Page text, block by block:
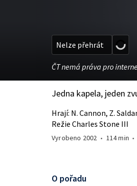
Nelze přehrát
ČT nemá práva pro
Jedna kapela, jeden
Hrají: N. Cannon, Z.
Režie Charles Stone III
Vyrobeno 2002 • 114 min
O pořadu